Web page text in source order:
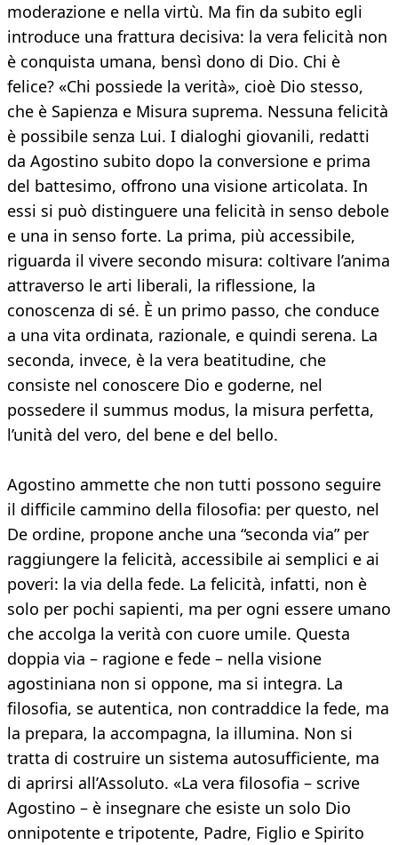
moderazione e nella virtù. Ma fin da subito egli
introduce una frattura decisiva: la vera felicità non
è conquista umana, bensì dono di Dio. Chi è
felice? «Chi possiede la verità», cioè Dio stesso,
che è Sapienza e Misura suprema. Nessuna felicità
è possibile senza Lui. I dialoghi giovanili, redatti
da Agostino subito dopo la conversione e prima
del battesimo, offrono una visione articolata. In
essi si può distinguere una felicità in senso debole
e una in senso forte. La prima, più accessibile,
riguarda il vivere secondo misura: coltivare l’anima
attraverso le arti liberali, la riflessione, la
conoscenza di sé. È un primo passo, che conduce
a una vita ordinata, razionale, e quindi serena. La
seconda, invece, è la vera beatitudine, che
consiste nel conoscere Dio e goderne, nel
possedere il summus modus, la misura perfetta,
l’unità del vero, del bene e del bello.
Agostino ammette che non tutti possono seguire
il difficile cammino della filosofia: per questo, nel
De ordine, propone anche una “seconda via” per
raggiungere la felicità, accessibile ai semplici e ai
poveri: la via della fede. La felicità, infatti, non è
solo per pochi sapienti, ma per ogni essere umano
che accolga la verità con cuore umile. Questa
doppia via – ragione e fede – nella visione
agostiniana non si oppone, ma si integra. La
filosofia, se autentica, non contraddice la fede, ma
la prepara, la accompagna, la illumina. Non si
tratta di costruire un sistema autosufficiente, ma
di aprirsi all’Assoluto. «La vera filosofia – scrive
Agostino – è insegnare che esiste un solo Dio
onnipotente e tripotente, Padre, Figlio e Spirito